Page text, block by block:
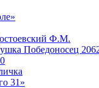
Ф.М.
Победоносец
31»